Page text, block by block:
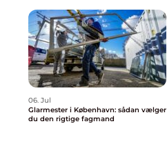
06. Jul
Glarmester i København: sådan vælger
du den rigtige fagmand